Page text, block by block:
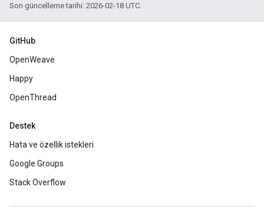
Son güncelleme tarihi: 2026-02-18 UTC.
GitHub
OpenWeave
Happy
OpenThread
Destek
Hata ve özellik istekleri
Google Groups
Stack Overflow